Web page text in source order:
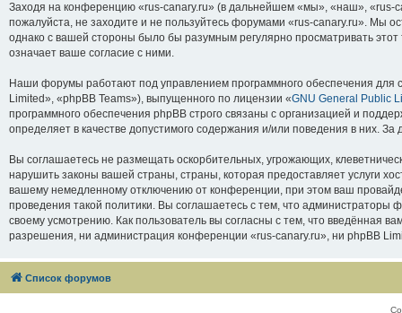
Заходя на конференцию «rus-canary.ru» (в дальнейшем «мы», «наш», «rus-
пожалуйста, не заходите и не пользуйтесь форумами «rus-canary.ru». Мы
однако с вашей стороны было бы разумным регулярно просматривать
означает ваше согласие с ними.
Наши форумы работают под управлением программного обеспечения
Limited», «phpBB Teams»), выпущенного по лицензии «GNU General Public
программного обеспечения phpBB строго связаны с организацией и
определяет в качестве допустимого содержания и/или поведения в них.
Вы соглашаетесь не размещать оскорбительных, угрожающих,
нарушить законы вашей страны, страны, которая предоставляет услуги
вашему немедленному отключению от конференции, при этом ваш
проведения такой политики. Вы соглашаетесь с тем, что
своему усмотрению. Как пользователь вы согласны с тем, что введённая
разрешения, ни администрация конференции «rus-canary.ru», ни phpBB
Список форумов